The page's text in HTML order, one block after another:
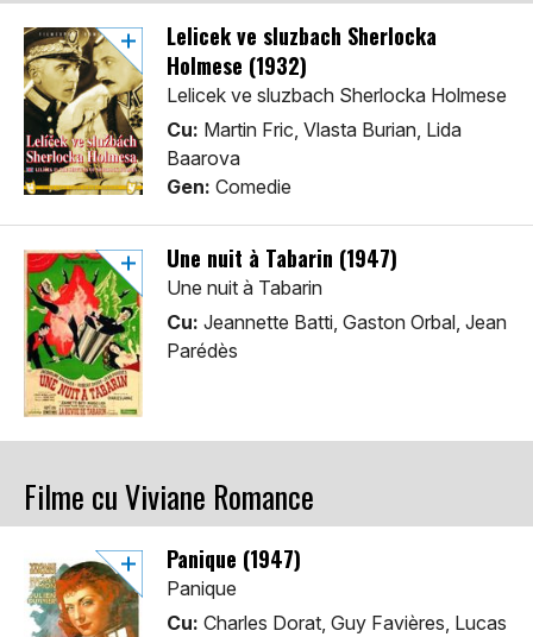
Lelicek ve sluzbach Sherlocka
Holmese (1932)
Lelicek ve sluzbach Sherlocka Holmese
Cu: Martin Fric, Vlasta Burian, Lida
Baarova
Gen: Comedie
Une nuit à Tabarin (1947)
Une nuit à Tabarin
Cu: Jeannette Batti, Gaston Orbal, Jean
Parédès
Filme cu Viviane Romance
Panique (1947)
Panique
Cu: Charles Dorat, Guy Favières, Lucas